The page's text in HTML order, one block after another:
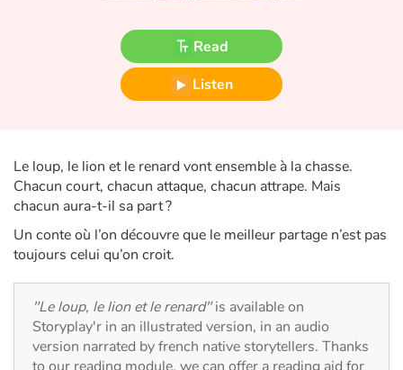
Ogres, monsters and witches
The animals
Travel, epic, investigation, adventure
Around the world
Learning
Read
Listen
Le loup, le lion et le renard vont ensemble à la chasse.
Chacun court, chacun attaque, chacun attrape. Mais
chacun aura-t-il sa part ?
Un conte où l’on découvre que le meilleur partage n’est pas
toujours celui qu’on croit.
"Le loup, le lion et le renard"is available on
Storyplay'r in an illustrated version, in an audio
version narrated by french native storytellers. Thanks